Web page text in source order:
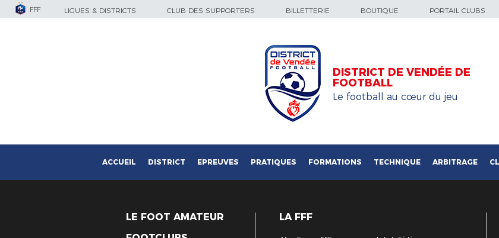
FFF LIGUES & DISTRICTS CLUB DES SUPPORTERS BILLETTERIE BOUTIQUE PORTAIL CLUBS
DISTRICT DE VENDÉE DE
FOOTBALL
Le football au cœur du jeu
ACCUEIL DISTRICT EPREUVES PRATIQUES FORMATIONS TECHNIQUE ARBITRAGE
LE FOOT AMATEUR
LA FFF